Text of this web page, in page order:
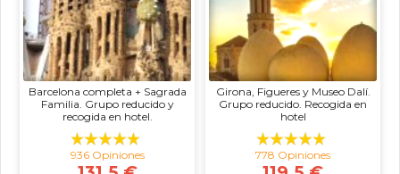
Barcelona completa + Sagrada
Familia. Grupo reducido y
recogida en hotel.
936 Opiniones
Girona, Figueres y Museo Dalí.
Grupo reducido. Recogida en
hotel
778 Opiniones